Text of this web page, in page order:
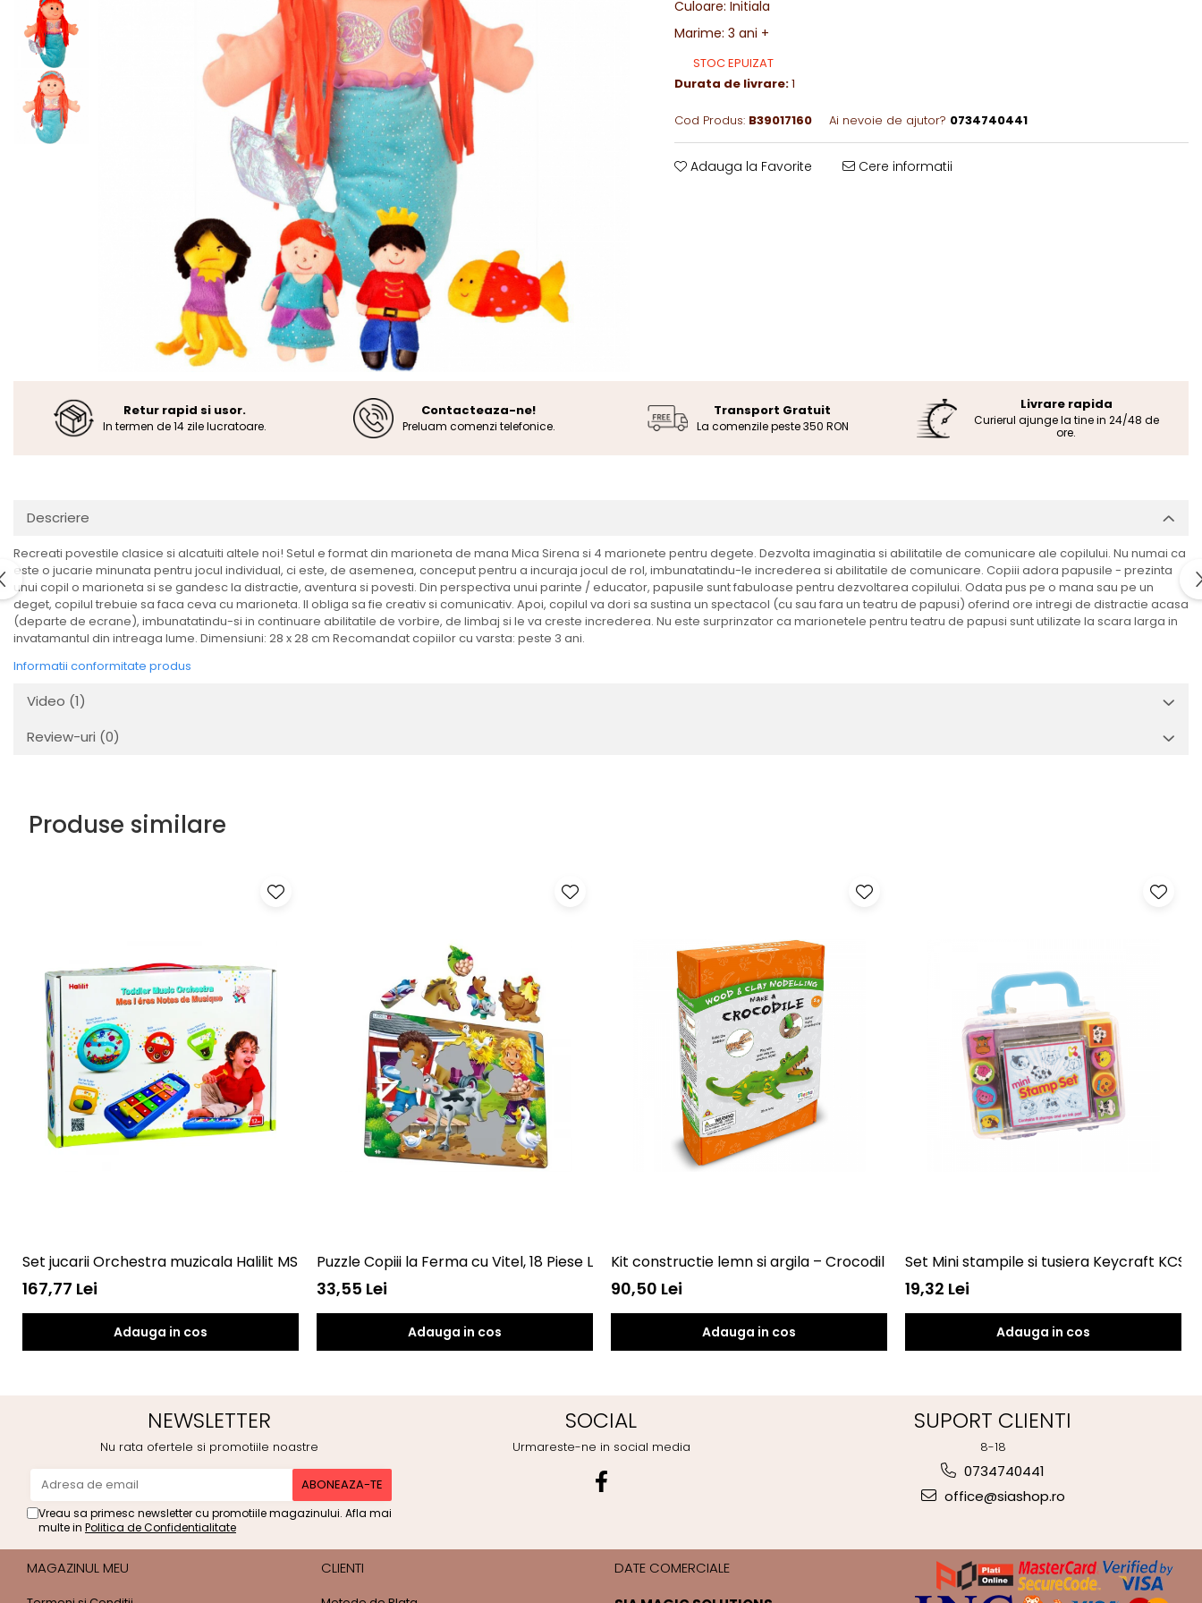
Culoare:Initiala
Marime:3 ani +
STOC EPUIZAT
Durata de livrare:1
Cod Produs: B39017160 Ai nevoie de ajutor? 0734740441
Adauga la Favorite Cere informatii
Retur rapid si usor.
In termen de 14 zile lucratoare.
Contacteaza-ne!
Preluam comenzi telefonice.
Transport Gratuit
La comenzile peste 350 RON
Livrare rapida
Curierul ajunge la tine in 24/48 de
ore.
Descriere
Recreati povestile clasice si alcatuiti altele noi! Setul e format din marioneta de mana Mica Sirena si 4 marionete pentru degete. Dezvolta imaginatia si abilitatile de comunicare ale copilului. Nu numai ca
este o jucarie minunata pentru jocul individual, ci este, de asemenea, conceput pentru a incuraja jocul de rol, imbunatatindu-le increderea si abilitatile de comunicare. Copiii adora papusile - prezinta
unui copil o marioneta si se gandesc la distractie, aventura si povesti. Din perspectiva unui parinte / educator, papusile sunt fabuloase pentru dezvoltarea copilului. Odata pus pe o mana sau pe un
deget, copilul trebuie sa faca ceva cu marioneta. Il obliga sa fie creativ si comunicativ. Apoi, copilul va dori sa sustina un spectacol (cu sau fara un teatru de papusi) oferind ore intregi de distractie acasa
(departe de ecrane), imbunatatindu-si in continuare abilitatile de vorbire, de limbaj si le va creste increderea. Nu este surprinzator ca marionetele pentru teatru de papusi sunt utilizate la scara larga in
invatamantul din intreaga lume. Dimensiuni: 28 x 28 cm Recomandat copiilor cu varsta: peste 3 ani.
Informatii conformitate produs
Video (1)
Review-uri (0)
Produse similare
Set jucarii Orchestra muzicala Halilit MS4001
167,77 Lei
Adauga in cos
Puzzle Copiii la Ferma cu Vitel, 18 Piese Larsen LRBM6
33,55 Lei
Adauga in cos
Kit constructie lemn si argila – Crocodil Fiesta Crafts FCT-3006
90,50 Lei
Adauga in cos
Set Mini stampile si tusiera Keycraft
19,32 Lei
Adauga in cos
NEWSLETTER
Nu rata ofertele si promotiile noastre
Vreau sa primesc newsletter cu promotiile magazinului. Afla mai
multe in Politica de Confidentialitate
SOCIAL
Urmareste-ne in social media
SUPORT CLIENTI
8-18
0734740441
office@siashop.ro
MAGAZINUL MEU CLIENTI
DATE COMERCIALE